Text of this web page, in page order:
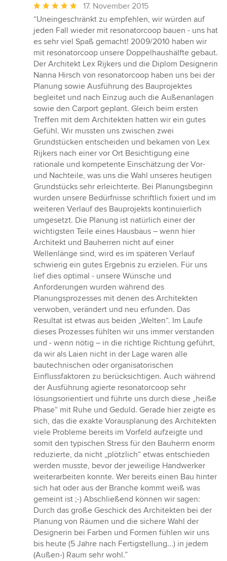
Durchschnittliche
Bewertung:
5
von
5
Sternen
17. November 2015
“Uneingeschränkt zu empfehlen, wir würden auf
jeden Fall wieder mit resonatorcoop bauen - uns hat
es sehr viel Spaß gemacht! 2009/2010 haben wir
mit resonatorcoop unsere Doppelhaushälfte gebaut.
Der Architekt Lex Rijkers und die Diplom Designerin
Nanna Hirsch von resonatorcoop haben uns bei der
Planung sowie Ausführung des Bauprojektes
begleitet und nach Einzug auch die Außenanlagen
sowie den Carport geplant. Gleich beim ersten
Treffen mit dem Architekten hatten wir ein gutes
Gefühl. Wir mussten uns zwischen zwei
Grundstücken entscheiden und bekamen von Lex
Rijkers nach einer vor Ort Besichtigung eine
rationale und kompetente Einschätzung der Vor-
und Nachteile, was uns die Wahl unseres heutigen
Grundstücks sehr erleichterte. Bei Planungsbeginn
wurden unsere Bedürfnisse schriftlich fixiert und im
weiteren Verlauf des Bauprojekts kontinuierlich
umgesetzt. Die Planung ist natürlich einer der
wichtigsten Teile eines Hausbaus – wenn hier
Architekt und Bauherren nicht auf einer
Wellenlänge sind, wird es im späteren Verlauf
schwierig ein gutes Ergebnis zu erzielen. Für uns
lief dies optimal - unsere Wünsche und
Anforderungen wurden während des
Planungsprozesses mit denen des Architekten
verwoben, verändert und neu erfunden. Das
Resultat ist etwas aus beiden „Welten“. Im Laufe
dieses Prozesses fühlten wir uns immer verstanden
und - wenn nötig – in die richtige Richtung geführt,
da wir als Laien nicht in der Lage waren alle
bautechnischen oder organisatorischen
Einflussfaktoren zu berücksichtigen. Auch während
der Ausführung agierte resonatorcoop sehr
lösungsorientiert und führte uns durch diese „heiße
Phase“ mit Ruhe und Geduld. Gerade hier zeigte es
sich, das die exakte Vorausplanung des Architekten
viele Probleme bereits im Vorfeld aufzeigte und
somit den typischen Stress für den Bauherrn enorm
reduzierte, da nicht „plötzlich“ etwas entschieden
werden musste, bevor der jeweilige Handwerker
weiterarbeiten konnte. Wer bereits einen Bau hinter
sich hat oder aus der Branche kommt weiß was
gemeint ist ;-) Abschließend können wir sagen:
Durch das große Geschick des Architekten bei der
Planung von Räumen und die sichere Wahl der
Designerin bei Farben und Formen fühlen wir uns
bis heute (5 Jahre nach Fertigstellung...) in jedem
(Außen-) Raum sehr wohl.”